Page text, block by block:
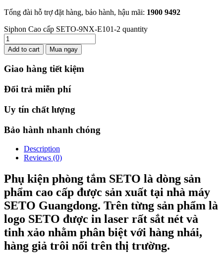
Tổng đài hỗ trợ đặt hàng, bảo hành, hậu mãi: 1900 9492
Siphon Cao cấp SETO-9NX-E101-2 quantity
Add to cart Mua ngay
Giao hàng tiết kiệm
Đổi trả miễn phí
Uy tín chất lượng
Bảo hành nhanh chóng
Description
Reviews (0)
Phụ kiện phòng tắm SETO là dòng sản
phẩm cao cấp được sản xuất tại nhà máy
SETO Guangdong. Trên từng sản phẩm là
logo SETO được in laser rất sắt nét và
tinh xảo nhằm phân biệt với hàng nhái,
hàng giả trôi nổi trên thị trường.